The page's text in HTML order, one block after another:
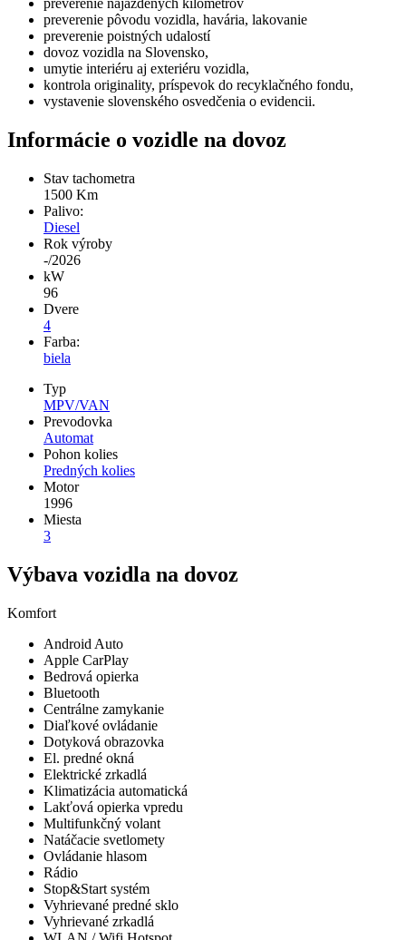
preverenie najazdených kilometrov
preverenie pôvodu vozidla, havária, lakovanie
preverenie poistných udalostí
dovoz vozidla na Slovensko,
umytie interiéru aj exteriéru vozidla,
kontrola originality, príspevok do recyklačného fondu,
vystavenie slovenského osvedčenia o evidencii.
Informácie o vozidle na dovoz
Stav tachometra
1500 Km
Palivo:
Diesel
Rok výroby
-/2026
kW
96
Dvere
4
Farba:
biela
Typ
MPV/VAN
Prevodovka
Automat
Pohon kolies
Predných kolies
Motor
1996
Miesta
3
Výbava vozidla na dovoz
Komfort
Android Auto
Apple CarPlay
Bedrová opierka
Bluetooth
Centrálne zamykanie
Diaľkové ovládanie
Dotyková obrazovka
El. predné okná
Elektrické zrkadlá
Klimatizácia automatická
Lakťová opierka vpredu
Multifunkčný volant
Natáčacie svetlomety
Ovládanie hlasom
Rádio
Stop&Start systém
Vyhrievané predné sklo
Vyhrievané zrkadlá